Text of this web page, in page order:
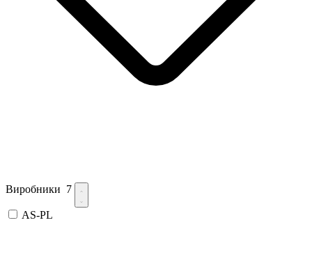
Виробники 7
AS-PL